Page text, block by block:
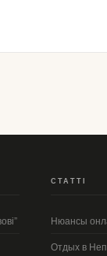
СТАТТІ
Нюансы
Отдых в